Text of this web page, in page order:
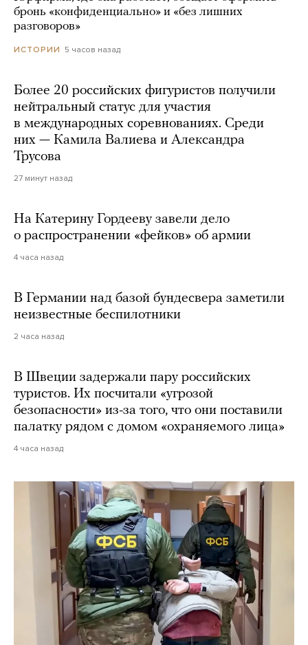
бронь «конфиденциально» и «без лишних
разговоров»
ИСТОРИИ 5 часов назад
Более 20 российских фигуристов получили
нейтральный статус для участия
в международных соревнованиях. Среди
них — Камила Валиева и Александра
Трусова
27 минут назад
На Катерину Гордееву завели дело
о распространении «фейков» об армии
4 часа назад
В Германии над базой бундесвера заметили
неизвестные беспилотники
2 часа назад
В Швеции задержали пару российских
туристов. Их посчитали «угрозой
безопасности» из-за того, что они поставили
палатку рядом с домом «охраняемого лица»
4 часа назад